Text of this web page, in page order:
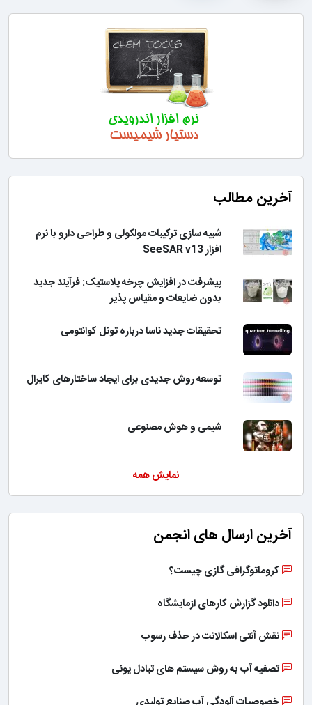
آخرین مطالب
شبیه سازی ترکیبات مولکولی و طراحی دارو با نرم
افزار SeeSAR v13
پیشرفت در افزایش چرخه پلاستیک: فرآیند جدید
بدون ضایعات و مقیاس پذیر
تحقیقات جدید ناسا درباره تونل کوانتومی
توسعه روش جدیدی برای ایجاد ساختارهای کایرال
شیمی و هوش مصنوعی
نمایش همه
آخرین ارسال های انجمن
کروماتوگرافی گازی چیست؟
دانلود گزارش کارهای ازمایشگاه
نقش آنتی اسکالانت در حذف رسوب
تصفیه آب به روش سیستم های تبادل یونی